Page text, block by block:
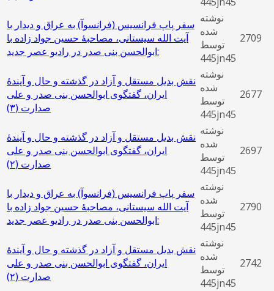
سفر پاپ فرانسیس (فرانسوآ) به عراق و دیدار با
آیت الله سیستانی، مصاحبۀ حسین جواد زاده با
ابوالحسن بنی صدر در رادیو عصر جدید:
نوشته
شده
توسط
445jn45
2709
نقش بدیل مستقل و آزاد در گذشته و حال و آیندۀ
ایران، گفتگوی ابوالحسن بنی صدر و علی
صدارت (٣)
نوشته
شده
توسط
445jn45
2677
نقش بدیل مستقل و آزاد در گذشته و حال و آیندۀ
ایران، گفتگوی ابوالحسن بنی صدر و علی
صدارت (٢)
نوشته
شده
توسط
445jn45
2697
سفر پاپ فرانسیس (فرانسوآ) به عراق و دیدار با
آیت الله سیستانی، مصاحبۀ حسین جواد زاده با
ابوالحسن بنی صدر در رادیو عصر جدید:
نوشته
شده
توسط
445jn45
2790
نقش بدیل مستقل و آزاد در گذشته و حال و آیندۀ
ایران، گفتگوی ابوالحسن بنی صدر و علی
صدارت (٢)
نوشته
شده
توسط
445jn45
2742